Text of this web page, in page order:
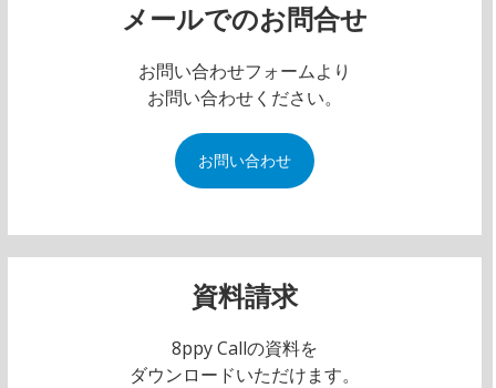
メールでのお問合せ
お問い合わせフォームより
お問い合わせください。
お問い合わせ
資料請求
8ppy Callの資料を
ダウンロードいただけます。